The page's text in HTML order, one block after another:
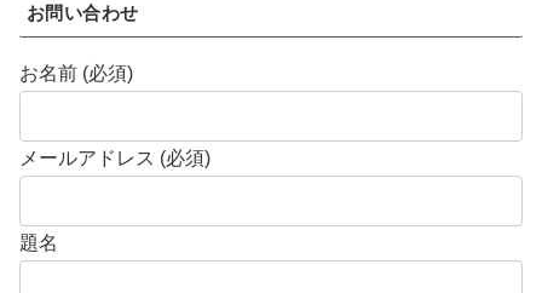
お問い合わせ
お名前 (必須)
メールアドレス (必須)
題名